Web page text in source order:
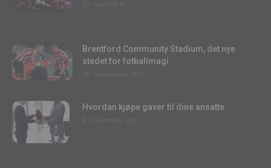
Brentford Community Stadium, det nye
stedet for fotballmagi
Hvordan kjøpe gaver til dine ansatte